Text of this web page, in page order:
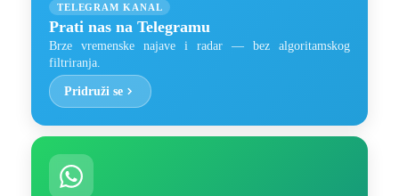
TELEGRAM KANAL
Prati nas na Telegramu
Brze vremenske najave i radar — bez algoritamskog
filtriranja.
Pridruži se